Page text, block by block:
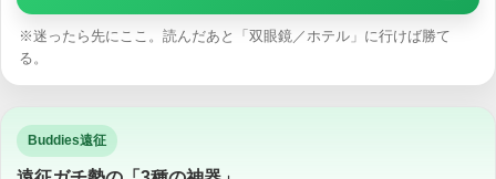
※迷ったら先にここ。読んだあと「双眼鏡／ホテル」に行けば勝て
る。
Buddies遠征